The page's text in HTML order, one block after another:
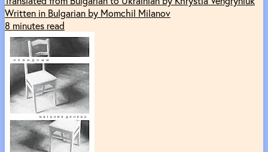
Written in Bulgarian by Momchil Milanov
8 minutes read